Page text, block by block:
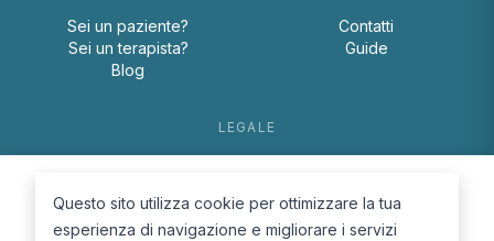
Sei un paziente?
Sei un terapista?
Blog
Contatti
Guide
LEGALE
Cookie Policy
Questo sito utilizza cookie per ottimizzare la tua
esperienza di navigazione e migliorare i servizi